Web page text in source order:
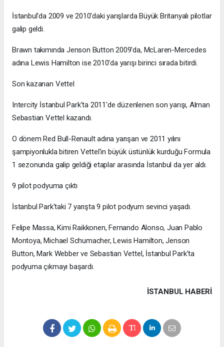
İstanbul'da 2009 ve 2010'daki yarışlarda Büyük Britanyalı pilotlar
galip geldi.
Brawn takımında Jenson Button 2009'da, McLaren-Mercedes
adına Lewis Hamilton ise 2010'da yarışı birinci sırada bitirdi.
Son kazanan Vettel
Intercity İstanbul Park'ta 2011'de düzenlenen son yarışı, Alman
Sebastian Vettel kazandı.
O dönem Red Bull-Renault adına yarışan ve 2011 yılını
şampiyonlukla bitiren Vettel'in büyük üstünlük kurduğu Formula
1 sezonunda galip geldiği etaplar arasında İstanbul da yer aldı.
9 pilot podyuma çıktı
İstanbul Park'taki 7 yarışta 9 pilot podyum sevinci yaşadı.
Felipe Massa, Kimi Raikkonen, Fernando Alonso, Juan Pablo
Montoya, Michael Schumacher, Lewis Hamilton, Jenson
Button, Mark Webber ve Sebastian Vettel, İstanbul Park'ta
podyuma çıkmayı başardı.
İSTANBUL HABERİ